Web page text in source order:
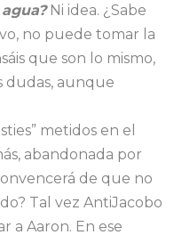
Ni idea. ¿Sabe
no puede tomar la
que son lo mismo,
dudas, aunque
metidos en el
abandonada por
de que no
Tal vez AntiJacobo
a Aaron. En ese